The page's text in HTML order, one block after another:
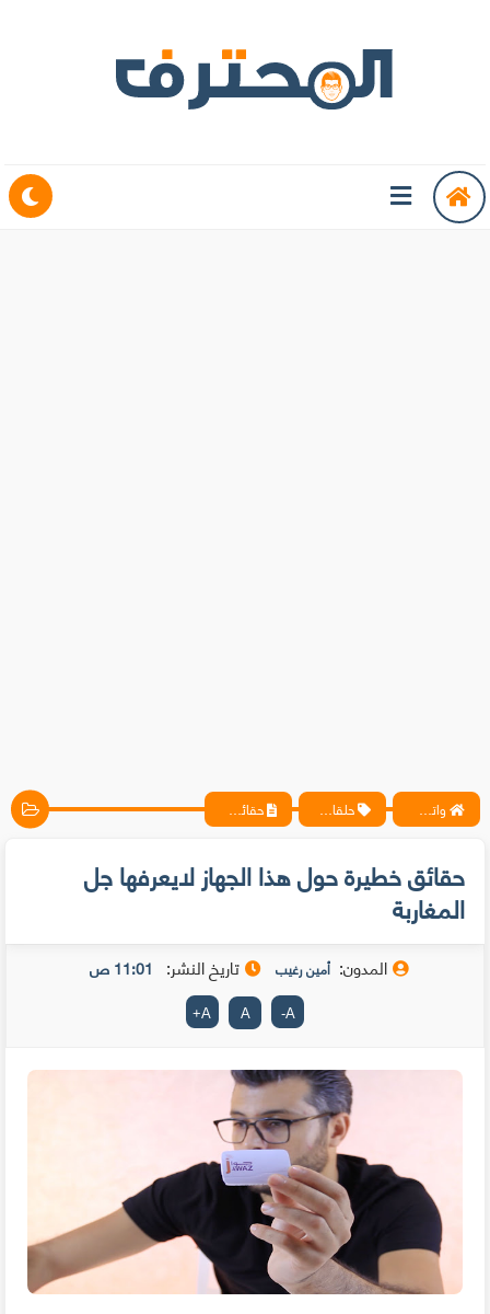
واتس آب ، فيسبوك ، أنترنت ، شروحات تقنية حصرية - المحترف حلقات متخصيصي الحماية حقائق خطيرة حول هذا الجهاز لايعرفها جل المغاربة
حقائق خطيرة حول هذا الجهاز لايعرفها جل
المغاربة
المدون: أمين رغيب تاريخ النشر: 11:01 ص
A
-
A
A
+